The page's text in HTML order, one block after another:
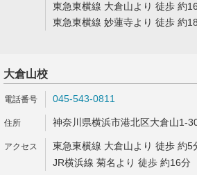
東急東横線 大倉山より 徒歩 約
東急東横線 妙蓮寺より 徒歩 約
大倉山校
045-543-0811
神奈川県横浜市港北区大倉山1-
東急東横線 大倉山より 徒歩 約5
JR横浜線 菊名より 徒歩 約16分